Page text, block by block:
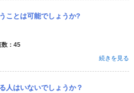
ことは可能でしょうか?
： 45
続きを見る
人はいないでしょうか？